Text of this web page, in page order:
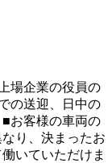
場企業の役員の
の送迎、日中の
客様の車両の
り、決まったお
ていただけま